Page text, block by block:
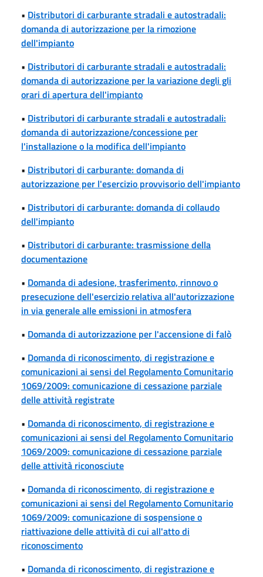
• Distributori di carburante stradali e autostradali:
domanda di autorizzazione per la rimozione
dell'impianto
• Distributori di carburante stradali e autostradali:
domanda di autorizzazione per la variazione degli gli
orari di apertura dell'impianto
• Distributori di carburante stradali e autostradali:
domanda di autorizzazione/concessione per
l'installazione o la modifica dell'impianto
• Distributori di carburante: domanda di
autorizzazione per l'esercizio provvisorio dell'impianto
• Distributori di carburante: domanda di collaudo
dell'impianto
• Distributori di carburante: trasmissione della
documentazione
• Domanda di adesione, trasferimento, rinnovo o
presecuzione dell'esercizio relativa all'autorizzazione
in via generale alle emissioni in atmosfera
• Domanda di autorizzazione per l'accensione di falò
• Domanda di riconoscimento, di registrazione e
comunicazioni ai sensi del Regolamento Comunitario
1069/2009: comunicazione di cessazione parziale
delle attività registrate
• Domanda di riconoscimento, di registrazione e
comunicazioni ai sensi del Regolamento Comunitario
1069/2009: comunicazione di cessazione parziale
delle attività riconosciute
• Domanda di riconoscimento, di registrazione e
comunicazioni ai sensi del Regolamento Comunitario
1069/2009: comunicazione di sospensione o
riattivazione delle attività di cui all'atto di
riconoscimento
• Domanda di riconoscimento, di registrazione e